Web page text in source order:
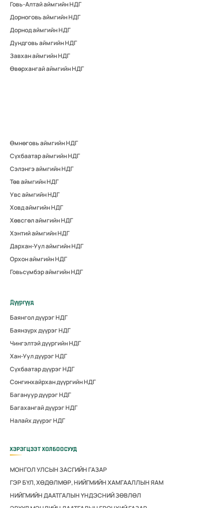
Говь-Алтай аймгийн НДГ
Дорноговь аймгийн НДГ
Дорнод аймгийн НДГ
Дундговь аймгийн НДГ
Завхан аймгийн НДГ
Өвөрхангай аймгийн НДГ
Өмнөговь аймгийн НДГ
Сүхбаатар аймгийн НДГ
Сэлэнгэ аймгийн НДГ
Төв аймгийн НДГ
Увс аймгийн НДГ
Ховд аймгийн НДГ
Хөвсгөл аймгийн НДГ
Хэнтий аймгийн НДГ
Дархан-Уул аймгийн НДГ
Орхон аймгийн НДГ
Говьсүмбэр аймгийн НДГ
Дүүргүүд
Баянгол дүүрэг НДГ
Баянзүрх дүүрэг НДГ
Чингэлтэй дүүргийн НДГ
Хан-Уул дүүрэг НДГ
Сүхбаатар дүүрэг НДГ
Сонгинхайрхан дүүргийн НДГ
Багануур дүүрэг НДГ
Багахангай дүүрэг НДГ
Налайх дүүрэг НДГ
ХЭРЭГЦЭЭТ ХОЛБООСУУД
МОНГОЛ УЛСЫН ЗАСГИЙН ГАЗАР
ГЭР БҮЛ, ХӨДӨЛМӨР, НИЙГМИЙН ХАМГААЛЛЫН ЯАМ
НИЙГМИЙН ДААТГАЛЫН ҮНДЭСНИЙ ЗӨВЛӨЛ